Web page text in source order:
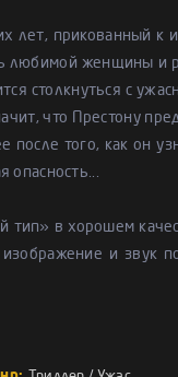
лет, прикованный к
любимой женщины и
столкнуться с
что Престону
после того, как он
опасность...
тип» в хорошем
и звук